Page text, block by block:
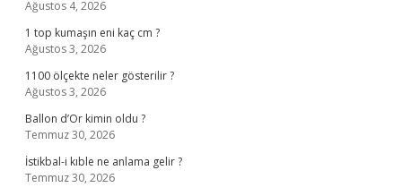
Ağustos 4, 2026
1 top kumaşın eni kaç cm ?
Ağustos 3, 2026
1100 ölçekte neler gösterilir ?
Ağustos 3, 2026
Ballon d’Or kimin oldu ?
Temmuz 30, 2026
İstikbal-i kıble ne anlama gelir ?
Temmuz 30, 2026